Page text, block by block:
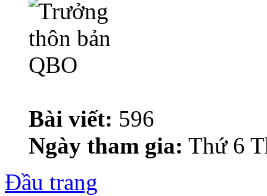
Bài viết: 596
Ngày tham gia: Thứ 6
Đầu trang